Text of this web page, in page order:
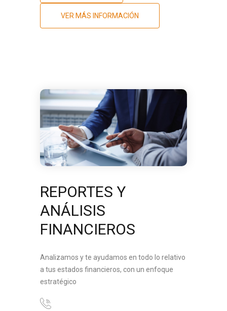
VER MÁS INFORMACIÓN
REPORTES Y
ANÁLISIS
FINANCIEROS
Analizamos y te ayudamos en todo lo relativo
a tus estados financieros, con un enfoque
estratégico